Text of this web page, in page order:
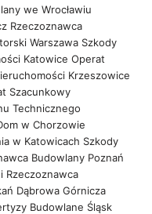
we Wrocławiu
Rzeczoznawca
Warszawa Szkody
Katowice Operat
Krzeszowice
Szacunkowy
Technicznego
w Chorzowie
w Katowicach Szkody
Budowlany Poznań
Rzeczoznawca
Dąbrowa Górnicza
Budowlane Śląsk